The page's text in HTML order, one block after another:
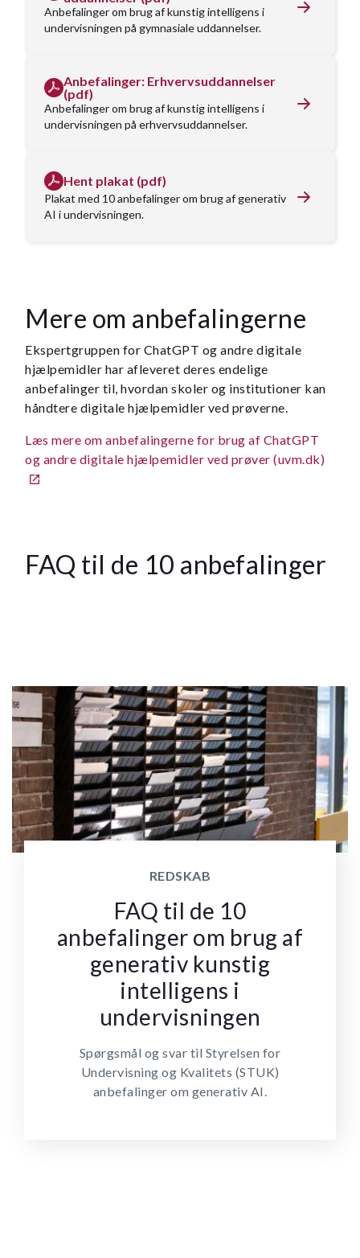
Anbefalinger om brug af kunstig intelligens i
undervisningen på gymnasiale uddannelser.
Anbefalinger: Erhvervsuddannelser
(pdf)
Anbefalinger om brug af kunstig intelligens i
undervisningen på erhvervsuddannelser.
Hent plakat (pdf)
Plakat med 10 anbefalinger om brug af generativ
AI i undervisningen.
Mere om anbefalingerne
Ekspertgruppen for ChatGPT og andre digitale
hjælpemidler har afleveret deres endelige
anbefalinger til, hvordan skoler og institutioner kan
håndtere digitale hjælpemidler ved prøverne.
Læs mere om anbefalingerne for brug af ChatGPT
og andre digitale hjælpemidler ved prøver (uvm.dk)
FAQ til de 10 anbefalinger
REDSKAB
FAQ til de 10
anbefalinger om brug af
generativ kunstig
intelligens i
undervisningen
Spørgsmål og svar til Styrelsen for
Undervisning og Kvalitets (STUK)
anbefalinger om generativ AI.